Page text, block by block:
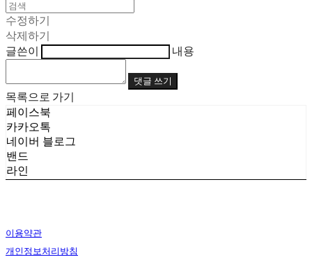
수정하기
삭제하기
글쓴이
내용
댓글 쓰기
목록으로 가기
페이스북
카카오톡
네이버 블로그
밴드
라인
이용약관
개인정보처리방침